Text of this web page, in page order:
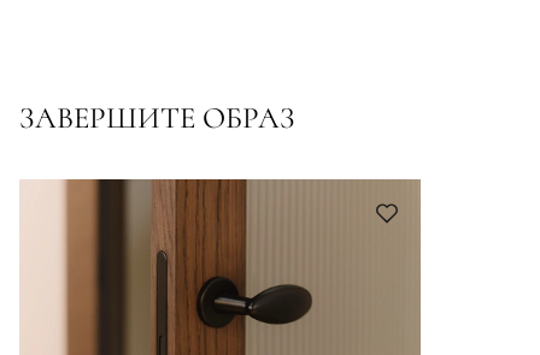
ЗАВЕРШИТЕ ОБРАЗ